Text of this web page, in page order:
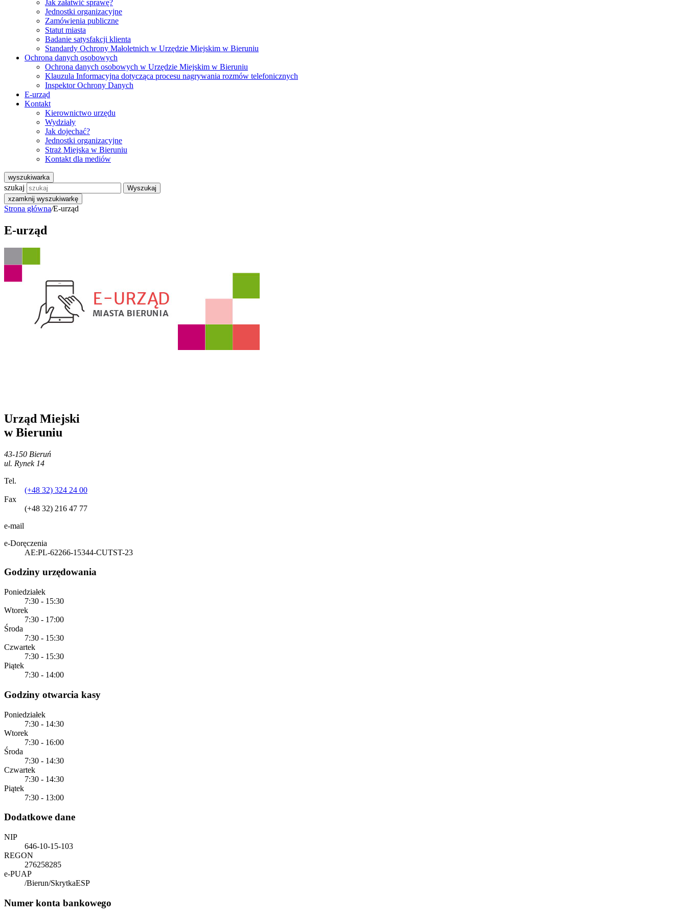
Jak załatwić sprawę?
Jednostki organizacyjne
Zamówienia publiczne
Statut miasta
Badanie satysfakcji klienta
Standardy Ochrony Małoletnich w Urzędzie Miejskim w Bieruniu
Ochrona danych osobowych
Ochrona danych osobowych w Urzędzie Miejskim w Bieruniu
Klauzula Informacyjna dotycząca procesu nagrywania rozmów telefonicznych
Inspektor Ochrony Danych
E-urząd
Kontakt
Kierownictwo urzędu
Wydziały
Jak dojechać?
Jednostki organizacyjne
Straż Miejska w Bieruniu
Kontakt dla mediów
wyszukiwarka
szukaj
Wyszukaj
xzamknij wyszukiwarkę
Strona główna/E-urząd
E-urząd
Urząd Miejski
w Bieruniu
43-150 Bieruń
ul. Rynek 14
Tel.
(+48 32) 324 24 00
Fax
(+48 32) 216 47 77
e-mail
e-Doręczenia
AE:PL-62266-15344-CUTST-23
Godziny urzędowania
Poniedziałek
7:30 - 15:30
Wtorek
7:30 - 17:00
Środa
7:30 - 15:30
Czwartek
7:30 - 15:30
Piątek
7:30 - 14:00
Godziny otwarcia kasy
Poniedziałek
7:30 - 14:30
Wtorek
7:30 - 16:00
Środa
7:30 - 14:30
Czwartek
7:30 - 14:30
Piątek
7:30 - 13:00
Dodatkowe dane
NIP
646-10-15-103
REGON
276258285
e-PUAP
/Bierun/SkrytkaESP
Numer konta bankowego